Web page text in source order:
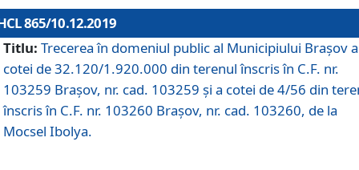
865/10.12.2019
Titlu: Trecerea în domeniul public al Municipiului Braşov a
cotei de 32.120/1.920.000 din terenul înscris în C.F. nr.
103259 Brașov, nr. cad. 103259 și a cotei de 4/56 din
înscris în C.F. nr. 103260 Brașov, nr. cad. 103260, de la
Mocsel Ibolya.